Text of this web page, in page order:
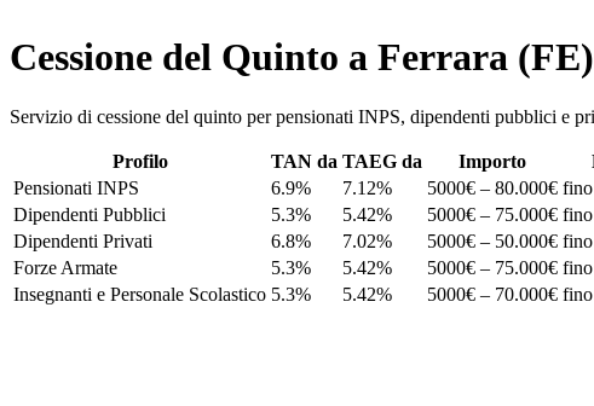
Cessione del Quinto a Ferrara (FE)
Servizio di cessione del quinto per pensionati INPS, dipendenti pubblici e
Profilo TAN da TAEG da Importo
Pensionati INPS
6.9% 7.12% 5000€ – 80.000€ fino
Dipendenti Pubblici
5.3% 5.42% 5000€ – 75.000€ fino
Dipendenti Privati
6.8% 7.02% 5000€ – 50.000€ fino
Forze Armate
5.3% 5.42% 5000€ – 75.000€ fino
Insegnanti e Personale Scolastico 5.3% 5.42% 5000€ – 70.000€ fino